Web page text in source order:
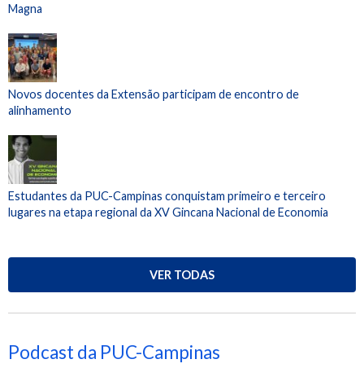
Magna
Novos docentes da Extensão participam de encontro de
alinhamento
Estudantes da PUC-Campinas conquistam primeiro e terceiro
lugares na etapa regional da XV Gincana Nacional de Economia
VER TODAS
Podcast da PUC-Campinas